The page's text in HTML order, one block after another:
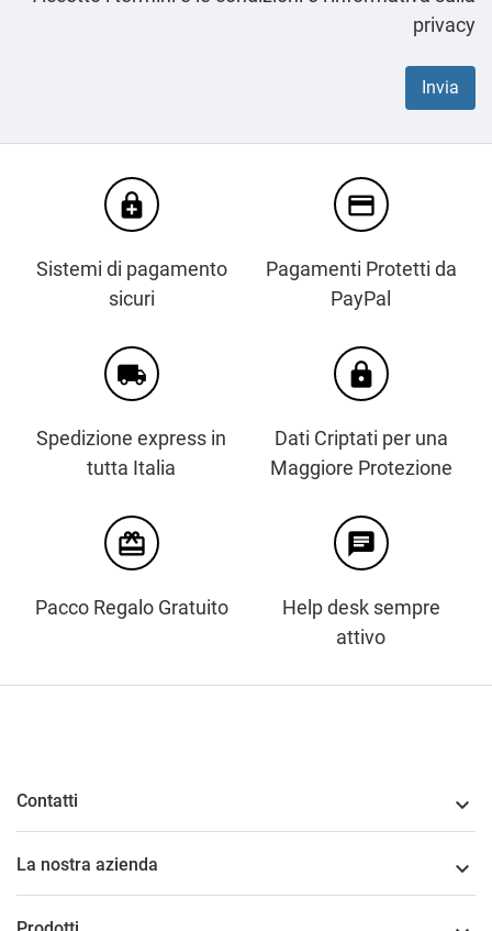
privacy
enhanced_encryption
Sistemi di pagamento
sicuri
credit_card
Pagamenti Protetti da
PayPal
local_shipping
Spedizione express in
tutta Italia
https
Dati Criptati per una
Maggiore Protezione
card_giftcard
Pacco Regalo Gratuito
chat
Help desk sempre
attivo
Contatti 
La nostra azienda 